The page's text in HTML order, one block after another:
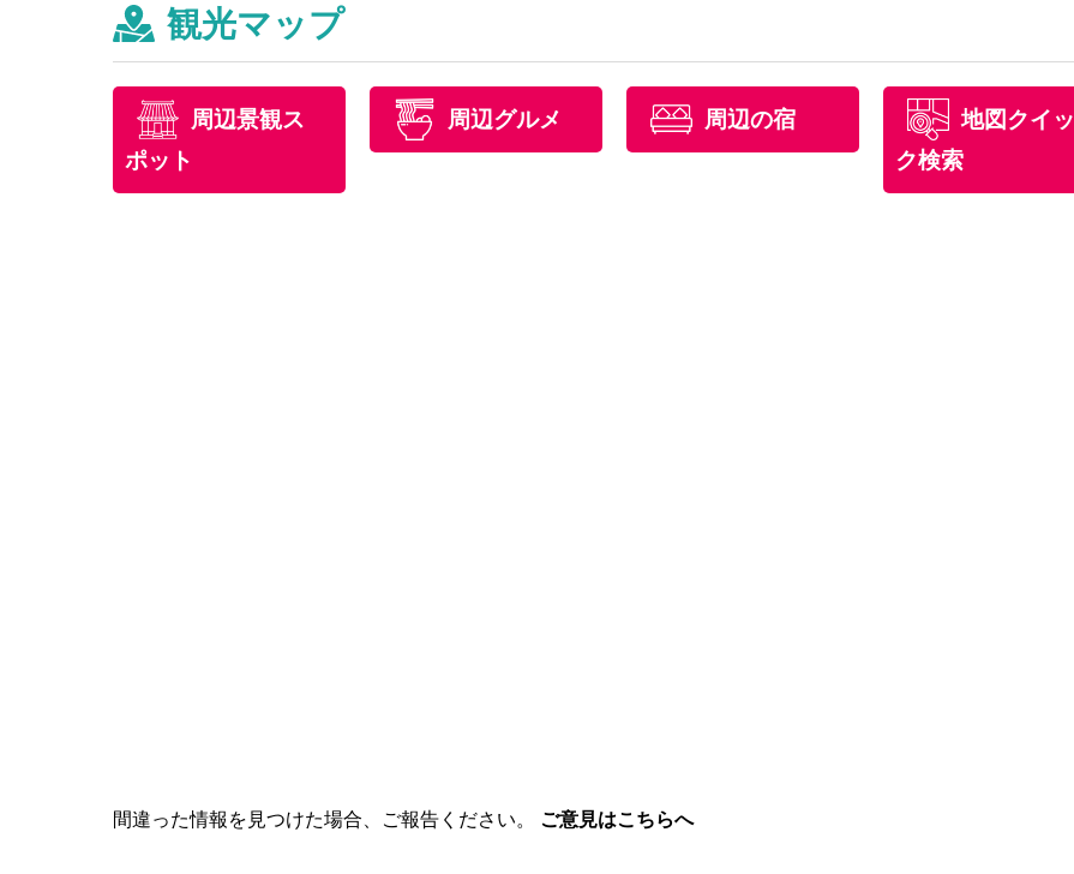
観光マップ
周辺景観ス
ポット
周辺グルメ 周辺の宿
地図クイッ
ク検索
間違った情報を見つけた場合、ご報告ください。 ご意見はこちらへ